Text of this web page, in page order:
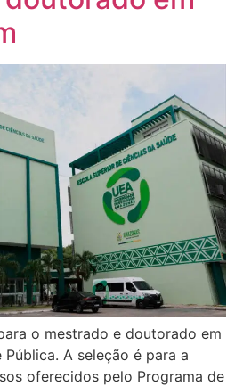
o mestrado e doutorado em
Pública. A seleção é para a
oferecidos pelo Programa de